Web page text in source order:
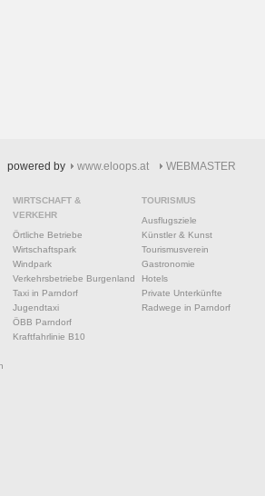
powered by www.eloops.at WEBMASTER
WIRTSCHAFT &
VERKEHR
Örtliche Betriebe
Wirtschaftspark
Windpark
Verkehrsbetriebe Burgenland
Taxi in Parndorf
Jugendtaxi
ÖBB Parndorf
Kraftfahrlinie B10
TOURISMUS
Ausflugsziele
Künstler & Kunst
Tourismusverein
Gastronomie
Hotels
Private Unterkünfte
Radwege in Parndorf